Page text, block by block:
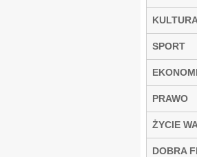
SPORT
PRAWO
ŻYCIE
DOBRA